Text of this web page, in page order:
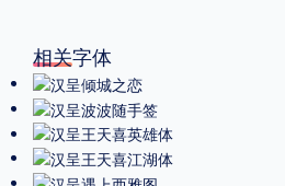
相关字体